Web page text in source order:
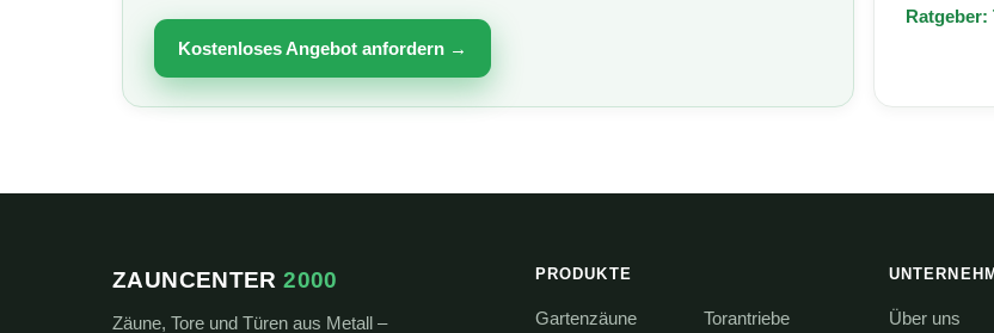
Kostenloses Angebot anfordern →
ZAUNCENTER2000
Zäune, Tore und Türen aus Metall –
PRODUKTE
Gartenzäune Torantriebe Über uns